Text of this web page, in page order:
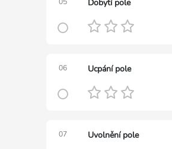
Dobytí pole
06 Ucpání pole
07 Uvolnění pole